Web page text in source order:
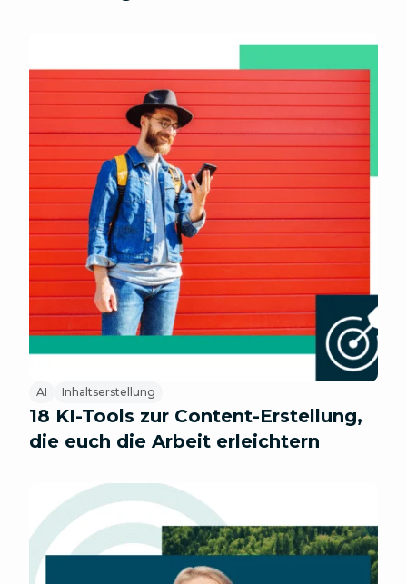
AI Inhaltserstellung
18 KI-Tools zur Content-Erstellung,
die euch die Arbeit erleichtern